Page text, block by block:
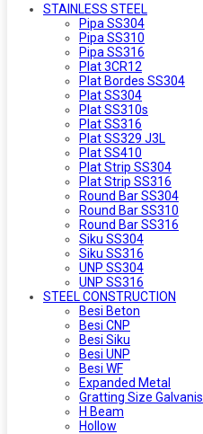
STAINLESS STEEL
Pipa SS304
Pipa SS310
Pipa SS316
Plat 3CR12
Plat Bordes SS304
Plat SS304
Plat SS310s
Plat SS316
Plat SS329 J3L
Plat SS410
Plat Strip SS304
Plat Strip SS316
Round Bar SS304
Round Bar SS310
Round Bar SS316
Siku SS304
Siku SS316
UNP SS304
UNP SS316
STEEL CONSTRUCTION
Besi Beton
Besi CNP
Besi Siku
Besi UNP
Besi WF
Expanded Metal
Gratting Size Galvanis
H Beam
Hollow